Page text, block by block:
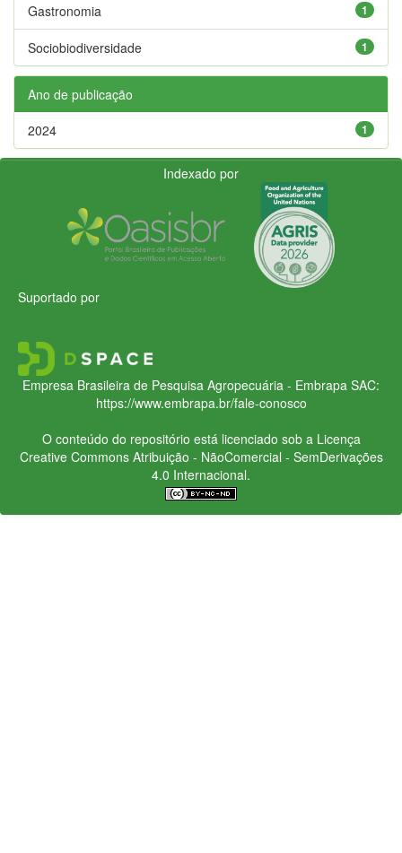
1
Gastronomia
1
Sociobiodiversidade
Ano de publicação
1
2024
Indexado por
Suportado por
Empresa Brasileira de Pesquisa Agropecuária - Embrapa SAC:
https://www.embrapa.br/fale-conosco
O conteúdo do repositório está licenciado sob a Licença
Creative CommonsAtribuição - NãoComercial - SemDerivações
4.0 Internacional.